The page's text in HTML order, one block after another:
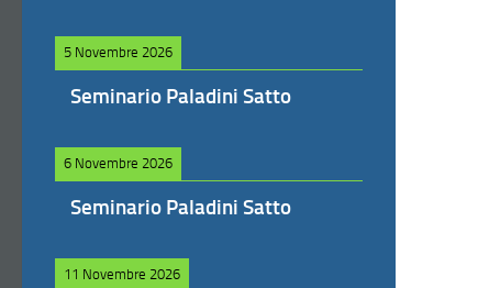
5 Novembre 2026
Seminario Paladini Satto
6 Novembre 2026
Seminario Paladini Satto
11 Novembre 2026